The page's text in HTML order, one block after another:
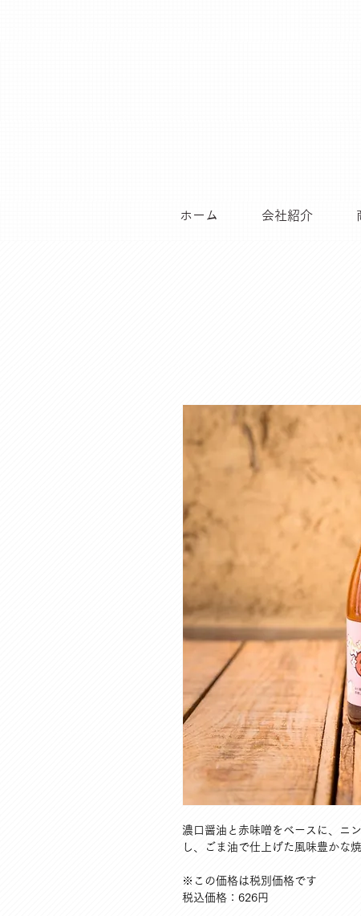
ホーム 会社紹介
濃口醤油と赤味噌をベースに、ニ
し、ごま油で仕上げた風味豊かな
※この価格は税別価格です
税込価格：626円